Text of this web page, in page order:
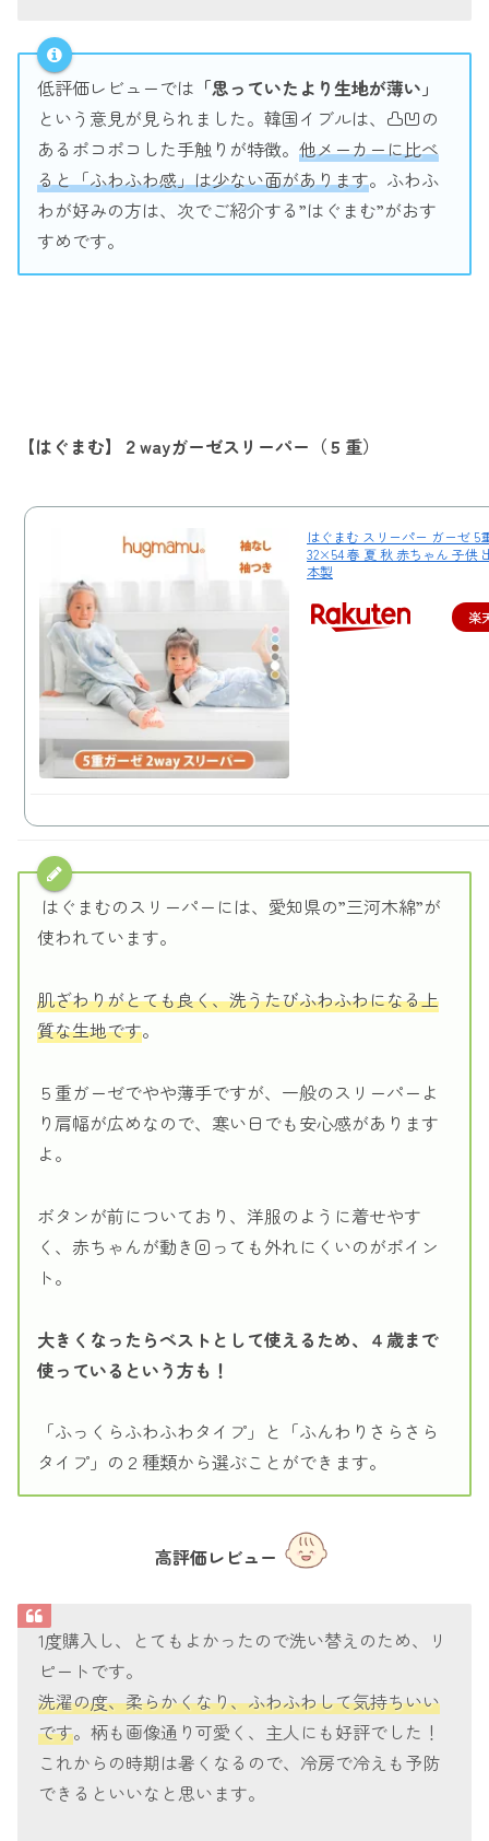
低評価レビューでは 「思っていたより生地が薄い」
という意見が見られました。韓国イブルは、凸凹の
あるポコポコした手触りが特徴。 他メーカーに比べ
ると「ふわふわ感」は少ない面があります。ふわふ
わが好みの方は、次でご紹介する”はぐまむ”がおす
すめです。
【はぐまむ】２wayガーゼスリーパー（５重）
はぐまむ スリーパー ガーゼ 5
32×54 春 夏 秋 赤ちゃん 子供
本製
楽
はぐまむのスリーパーには、愛知県の”三河木綿”が
使われています。
肌ざわりがとても良く、洗うたびふわふわになる上
質な生地です。
５重ガーゼでやや薄手ですが、一般のスリーパーよ
り肩幅が広めなので、寒い日でも安心感があります
よ。
ボタンが前についており、洋服のように着せやす
く、赤ちゃんが動き回っても外れにくいのがポイン
ト。
大きくなったらベストとして使えるため、４歳まで
使っているという方も！
「ふっくらふわふわタイプ」と「ふんわりさらさら
タイプ」の２種類から選ぶことができます。
高評価レビュー
1度購入し、とてもよかったので洗い替えのため、リ
ピートです。
洗濯の度、柔らかくなり、ふわふわして気持ちいい
です。柄も画像通り可愛く、主人にも好評でした！
これからの時期は暑くなるので、冷房で冷えも予防
できるといいなと思います。